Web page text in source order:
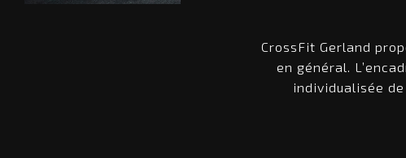
CrossFit Gerland
en général.
individualisée